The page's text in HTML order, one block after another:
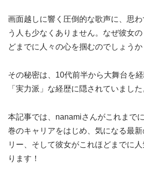
画面越しに響く圧倒的な歌声に、思
う人も少なくありません。なぜ彼女
どまでに人々の心を掴むのでしょうか
その秘密は、10代前半から大舞台を
「実力派」な経歴に隠されていました
本記事では、nanamiさんがこれまで
巻のキャリアをはじめ、気になる最
リー、そして彼女がこれほどまでに
ります！